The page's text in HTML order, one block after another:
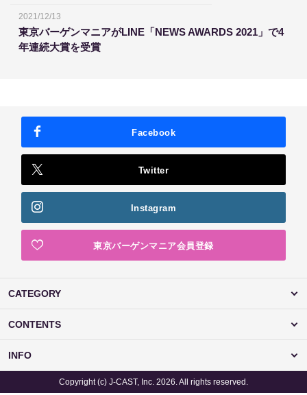
2021/12/13
東京バーゲンマニアがLINE「NEWS AWARDS 2021」で4
年連続大賞を受賞
Facebook
Twitter
Instagram
東京バーゲンマニア会員登録
CATEGORY
CONTENTS
INFO
Copyright (c) J-CAST, Inc. 2026. All rights reserved.